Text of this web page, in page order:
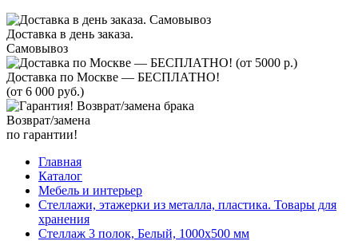
Доставка в день заказа.
Самовывоз
Доставка по Москве — БЕСПЛАТНО!
(от 6 000 руб.)
Возврат/замена
по гарантии!
Главная
Каталог
Мебель и интерьер
Стеллажи, этажерки из металла, пластика. Товары для
хранения
Стеллаж 3 полок, Белый, 1000х500 мм